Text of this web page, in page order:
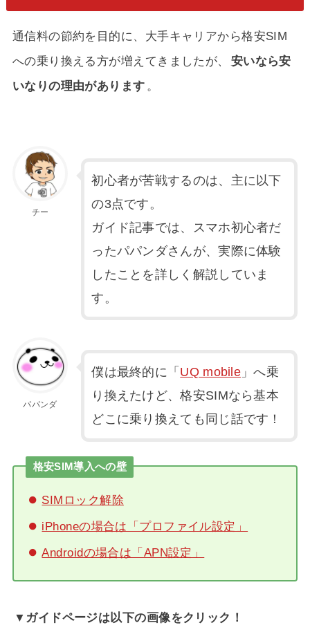
通信料の節約を目的に、大手キャリアから格安SIM
への乗り換える方が増えてきましたが、
安いなら安
いなりの理由があります 。
チー
初心者が苦戦するのは、主に以下
の3点です。
ガイド記事では、スマホ初心者だ
ったパパンダさんが、実際に体験
したことを詳しく解説していま
す。
パパンダ
僕は最終的に「 UQ mobile 」へ乗
り換えたけど、格安SIMなら基本
どこに乗り換えても同じ話です！
格安SIM導入への壁
SIMロック解除
iPhoneの場合は「プロファイル設定」
Androidの場合は「APN設定」
▼ガイドページは以下の画像をクリック！